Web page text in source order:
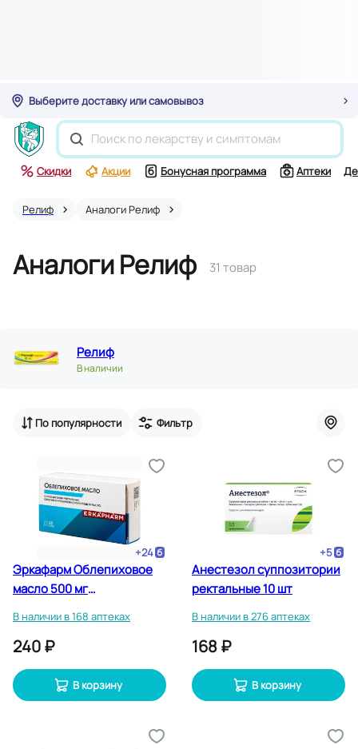
Выберите доставку или самовывоз
Скидки Акции Бонусная программа Аптеки
Релиф Аналоги Релиф
Аналоги Релиф 31 товар
Релиф
В наличии
По популярности Фильтр
+24
Эркафарм Облепиховое
масло 500 мг
ректальные 10 шт
В наличии в 168 аптеках
240 ₽
В корзину
+5
Анестезол суппозитории
ректальные 10 шт
В наличии в 276 аптеках
168 ₽
В корзину